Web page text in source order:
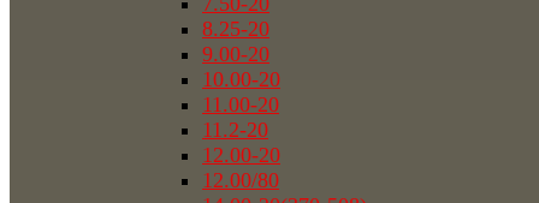
8.25-20
9.00-20
10.00-20
11.00-20
11.2-20
12.00-20
12.00/80